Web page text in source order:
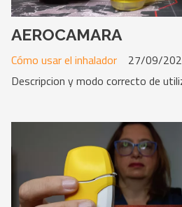
AEROCAMARA
Cómo usar el inhalador
27/09/
Descripcion y modo correcto de